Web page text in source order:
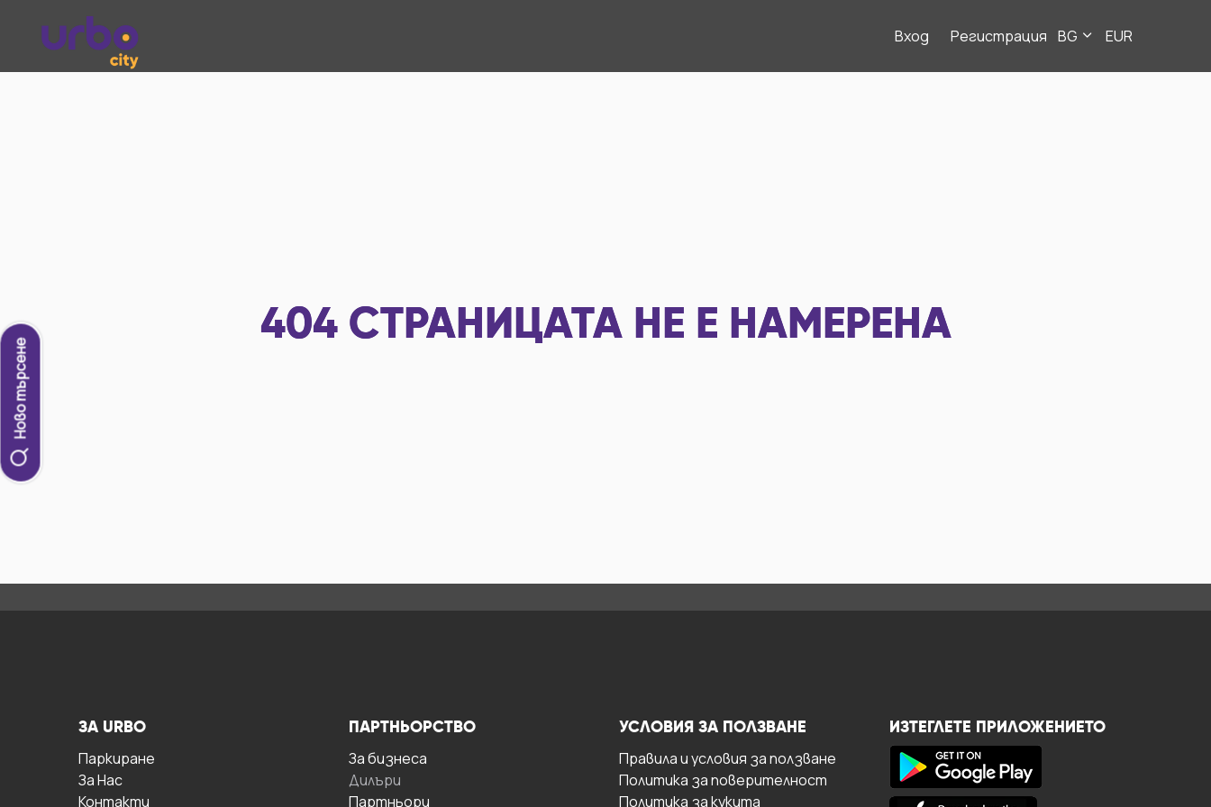
Вход Регистрация BG EUR
Ново търсене
404 СТРАНИЦАТА НЕ Е НАМЕРЕНА
ЗА URBO
Паркиране
За Hас
Контакти
ПАРТНЬОРСТВО
За бизнесa
Дилъри
Партньори
УСЛОВИЯ ЗА ПОЛЗВАНЕ
Правила и условия за ползване
Политика за поверителност
Политика за кукита
ИЗТЕГЛЕТЕ ПРИЛОЖЕНИЕТО